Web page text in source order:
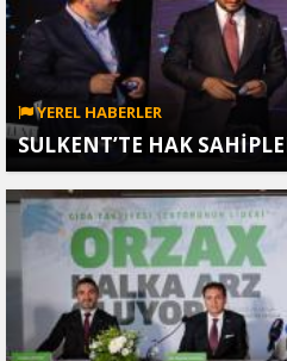
YEREL HABERLER
SULKENT’TE HAK